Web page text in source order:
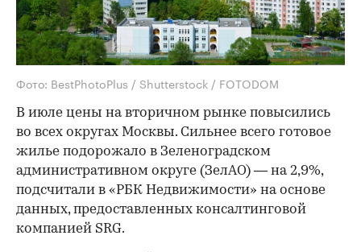
Фото: BestPhotoPlus / Shutterstock / FOTODOM
В июле цены на вторичном рынке повысились
во всех округах Москвы. Сильнее всего готовое
жилье подорожало в Зеленоградском
административном округе (ЗелАО) — на 2,9%,
подсчитали в «РБК Недвижимости» на основе
данных, предоставленных консалтинговой
компанией SRG.